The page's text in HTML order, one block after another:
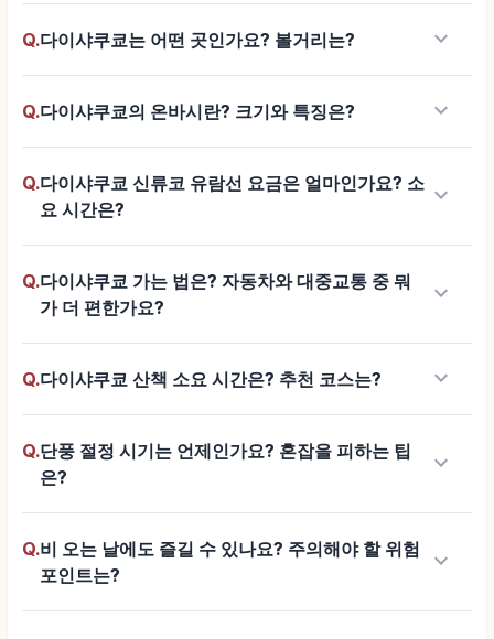
Q.다이샤쿠쿄는 어떤 곳인가요? 볼거리는? keyboard_arrow_down
Q.다이샤쿠쿄의 온바시란? 크기와 특징은? keyboard_arrow_down
Q.다이샤쿠쿄 신류코 유람선 요금은 얼마인가요? 소
요 시간은?
keyboard_arrow_down
Q.다이샤쿠쿄 가는 법은? 자동차와 대중교통 중 뭐
가 더 편한가요?
keyboard_arrow_down
Q.다이샤쿠쿄 산책 소요 시간은? 추천 코스는? keyboard_arrow_down
Q.단풍 절정 시기는 언제인가요? 혼잡을 피하는 팁
은?
keyboard_arrow_down
Q.비 오는 날에도 즐길 수 있나요? 주의해야 할 위험
포인트는?
keyboard_arrow_down